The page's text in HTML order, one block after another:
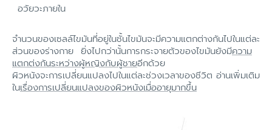
อวัยวะภายใน
จำนวนของเซลล์ไขมันที่อยู่ในชั้นไขมันจะมีความแตกต่างกันไปในแต่ละ
ส่วนของร่างกาย ยิ่งไปกว่านั้นการกระจายตัวของไขมันยังมีความ
แตกต่งกันระหว่างผู้หญิงกับผู้ชายอีกด้วย
ผิวหนังจะการเปลี่ยนแปลงไปในแต่ละช่วงเวลาของชีวิต อ่านเพิ่มเติม
ในเรื่องการเปลี่ยนแปลงของผิวหนังเมื่ออายุมากขึ้น